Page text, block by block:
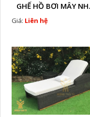
Giá: Liên hệ